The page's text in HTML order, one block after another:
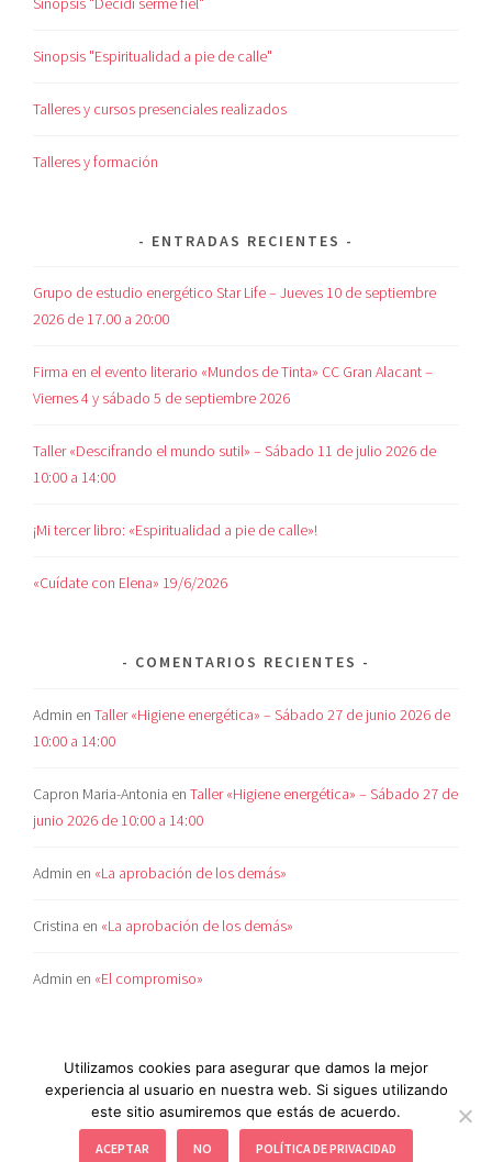
Sinopsis "Espiritualidad a pie de calle"
Talleres y cursos presenciales realizados
Talleres y formación
ENTRADAS RECIENTES
Grupo de estudio energético Star Life – Jueves 10 de septiembre
2026 de 17.00 a 20:00
Firma en el evento literario «Mundos de Tinta» CC Gran Alacant –
Viernes 4 y sábado 5 de septiembre 2026
Taller «Descifrando el mundo sutil» – Sábado 11 de julio 2026 de
10:00 a 14:00
¡Mi tercer libro: «Espiritualidad a pie de calle»!
«Cuídate con Elena» 19/6/2026
COMENTARIOS RECIENTES
Admin enTaller «Higiene energética» – Sábado 27 de junio 2026 de
10:00 a 14:00
Capron Maria-Antonia enTaller «Higiene energética» – Sábado 27 de
junio 2026 de 10:00 a 14:00
Admin en «La aprobación de los demás»
Cristina en «La aprobación de los demás»
Admin en «El compromiso»
POLÍTICA DE COOKIES |AVISO LEGAL |POLÍTICA
AMBIENTAL
|POLÍTICA DE PRIVACIDAD
Utilizamos cookies para asegurar que damos la mejor
experiencia al usuario en nuestra web. Si sigues utilizando
este sitio asumiremos que estás de acuerdo.
ACEPTAR NO POLÍTICA DE PRIVACIDAD